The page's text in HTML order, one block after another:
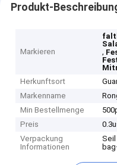
Produkt-
Markieren
,
Herkunftsort
Markenname
Min Bestellmenge
Preis
Verpackung
Informationen